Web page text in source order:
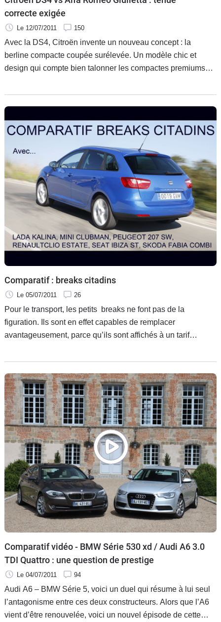
correcte exigée
Le 12/07/2011 150
Avec la DS4, Citroën invente un nouveau concept : la
berline compacte coupée surélevée. Un modèle chic et
design qui compte bien talonner les compactes premiums
Comparatif : breaks citadins
Le 05/07/2011 26
Pour le transport, les petits breaks ne font pas de la
figuration. Ils sont en effet capables de remplacer
avantageusement, parce qu’ils sont affichés à un tarif
nous avons voulu savoir qui, entre les Lada Kalina, Mini
Clubman, Peugeot 207 SW, Renault Clio Estate, Seat Ibiza
ST et Skoda Fabia Combi, méritait le détour et pouvait être
au final le meilleur break citadin du moment. Place au
comparatif…
Comparatif vidéo - BMW Série 530 xd / Audi A6 3.0
TDI Quattro : une question de prestige
Le 04/07/2011 94
Audi A6 – BMW Série 5, voici un duel qui résume à lui seul
l’antagonisme entre ces deux constructeurs. Alors que l’A6
vient d’être renouvelée, voici un nouvel épisode de cette